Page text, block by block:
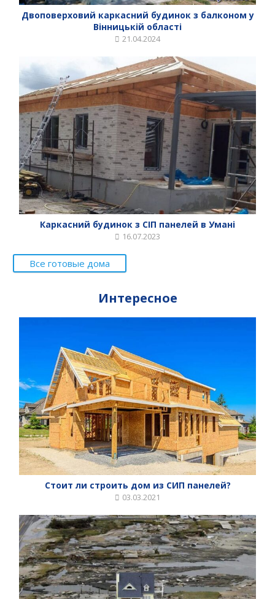
Двоповерховий каркасний будинок з балконом у
Вінницькій області
21.04.2024
Каркасний будинок з СІП панелей в Умані
16.07.2023
Все готовые дома
Интересное
Стоит ли строить дом из СИП панелей?
03.03.2021